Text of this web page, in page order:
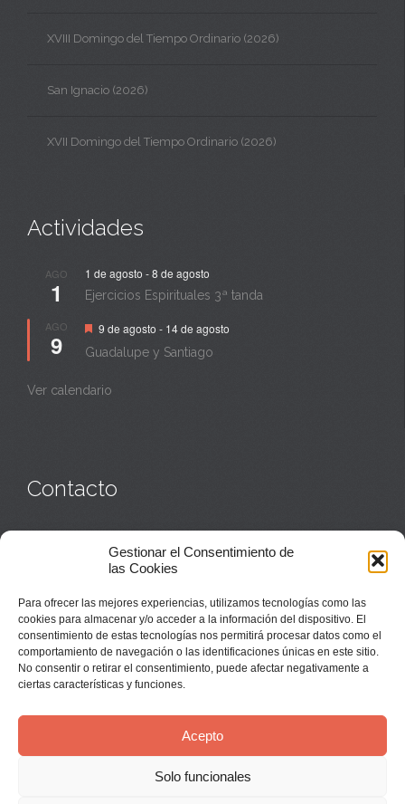
Gestionar el Consentimiento de
las Cookies
Para ofrecer las mejores experiencias, utilizamos tecnologías como las
cookies para almacenar y/o acceder a la información del dispositivo. El
consentimiento de estas tecnologías nos permitirá procesar datos como el
comportamiento de navegación o las identificaciones únicas en este sitio.
No consentir o retirar el consentimiento, puede afectar negativamente a
ciertas características y funciones.
Acepto
Solo funcionales
XVIII Domingo del Tiempo Ordinario (2026)
San Ignacio (2026)
XVII Domingo del Tiempo Ordinario (2026)
Actividades
AGO
1
1 de agosto -8 de agosto
Ejercicios Espirituales 3ª tanda
AGO
9
Destacado
9 de agosto - 14 de agosto
Guadalupe y Santiago
Ver calendario
Contacto
Monasterio:949 835 032
Casa de acogida:609 423 521o949 835 058
Parroquia y sacerdotes:949 835 111
Monasterio:monasterio@buenafuente.org
Información:informacion@buenafuente.org
Casa de acogida:acogida@buenafuente.org
Ángel Moreno:angel@buenafuente.org
© Buenafuente del Sistal 2025 |